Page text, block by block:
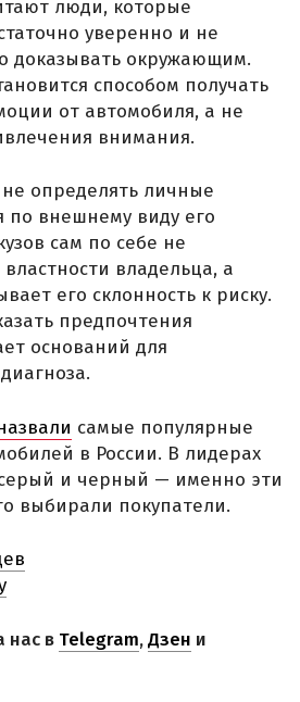
люди, которые
уверенно и не
доказывать окружающим.
способом получать
от автомобиля, а не
внимания.
определять личные
по внешнему виду его
сам по себе не
властности владельца, а
его склонность к риску.
предпочтения
оснований для
самые популярные
в России. В лидерах
и черный — именно эти
выбирали покупатели.
нас в Telegram,Дзен и